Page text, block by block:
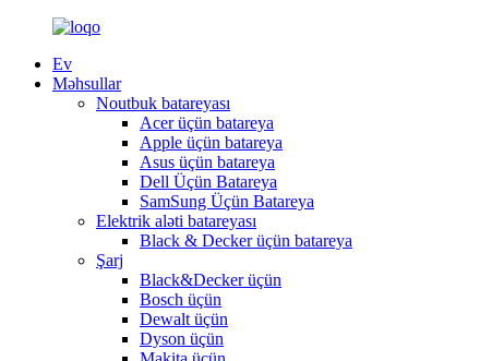
Ev
Məhsullar
Noutbuk batareyası
Acer üçün batareya
Apple üçün batareya
Asus üçün batareya
Dell Üçün Batareya
SamSung Üçün Batareya
Elektrik aləti batareyası
Black & Decker üçün batareya
Şarj
Black&Decker üçün
Bosch üçün
Dewalt üçün
Dyson üçün